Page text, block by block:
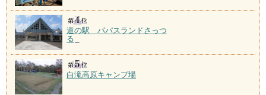
道の駅 パパスランドさっつ
る
白滝高原キャンプ場